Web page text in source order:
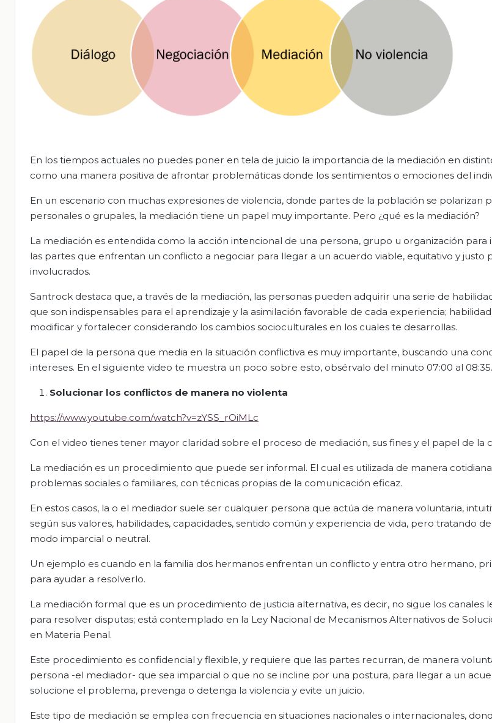
En los tiempos actuales no puedes poner en tela de juicio la importancia de la mediación en
como una manera positiva de afrontar problemáticas donde los sentimientos o emociones del
En un escenario con muchas expresiones de violencia, donde partes de la población se polarizan
personales o grupales, la mediación tiene un papel muy importante. Pero ¿qué es la mediación?
La mediación es entendida como la acción intencional de una persona, grupo u organización para
las partes que enfrentan un conflicto a negociar para llegar a un acuerdo viable, equitativo y justo
involucrados.
Santrock destaca que, a través de la mediación, las personas pueden adquirir una serie de
que son indispensables para el aprendizaje y la asimilación favorable de cada experiencia;
modificar y fortalecer considerando los cambios socioculturales en los cuales te desarrollas.
El papel de la persona que media en la situación conflictiva es muy importante, buscando una
intereses. En el siguiente video te muestra un poco sobre esto, obsérvalo del minuto 07:00 al 08:35.
Solucionar los conflictos de manera no violenta
https://www.youtube.com/watch?v=zYSS_rOiMLc
Con el video tienes tener mayor claridad sobre el proceso de mediación, sus fines y el papel de la
La mediación es un procedimiento que puede ser informal. El cual es utilizada de manera
problemas sociales o familiares, con técnicas propias de la comunicación eficaz.
En estos casos, la o el mediador suele ser cualquier persona que actúa de manera voluntaria,
según sus valores, habilidades, capacidades, sentido común y experiencia de vida, pero tratando
modo imparcial o neutral.
Un ejemplo es cuando en la familia dos hermanos enfrentan un conflicto y entra otro hermano,
para ayudar a resolverlo.
La mediación formal que es un procedimiento de justicia alternativa, es decir, no sigue los canales
para resolver disputas; está contemplado en la Ley Nacional de Mecanismos Alternativos de
en Materia Penal.
Este procedimiento es confidencial y flexible, y requiere que las partes recurran, de manera
persona -el mediador- que sea imparcial o que no se incline por una postura, para llegar a un
solucione el problema, prevenga o detenga la violencia y evite un juicio.
Este tipo de mediación se emplea con frecuencia en situaciones nacionales o internacionales,